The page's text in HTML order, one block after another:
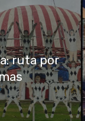
ruta por